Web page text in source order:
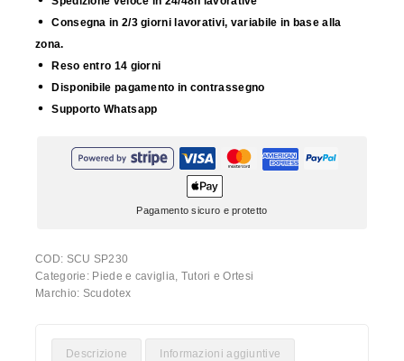
Consegna in 2/3 giorni lavorativi, variabile in base alla
zona.
Reso entro 14 giorni
Disponibile pagamento in contrassegno
Supporto Whatsapp
Pagamento sicuro e protetto
COD: SCU SP230
Categorie: Piede e caviglia Tutori e Ortesi
Marchio: Scudotex
Descrizione Informazioni aggiuntive